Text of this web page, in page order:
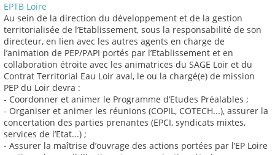
EPTB Loire
Au sein de la direction du développement et de la gestion
territorialisée de l’Etablissement, sous la responsabilité de son
directeur, en lien avec les autres agents en charge de
l’animation de PEP/PAPI portés par l’Etablissement et en
collaboration étroite avec les animatrices du SAGE Loir et du
Contrat Territorial Eau Loir aval, le ou la chargé(e) de mission
PEP du Loir devra :
- Coordonner et animer le Programme d’Etudes Préalables ;
- Organiser et animer les réunions (COPIL, COTECH...), assurer la
concertation des parties prenantes (EPCI, syndicats mixtes,
services de l’Etat...) ;
- Assurer la maîtrise d’ouvrage des actions portées par l’EP Loire